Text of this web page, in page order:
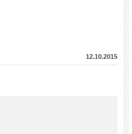
12.10.2015